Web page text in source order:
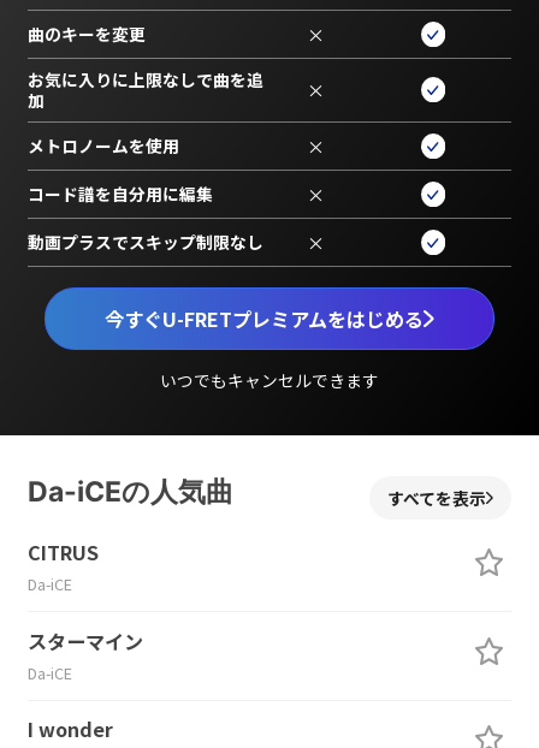
今すぐU-FRETプレミアムをはじめる
いつでもキャンセルできます
曲のキーを変更 ×
お気に入りに上限なしで曲を追
加
×
メトロノームを使用 ×
コード譜を自分用に編集 ×
動画プラスでスキップ制限なし ×
Da-iCEの人気曲 すべてを表示
CITRUS
Da-iCE
スターマイン
Da-iCE
I wonder